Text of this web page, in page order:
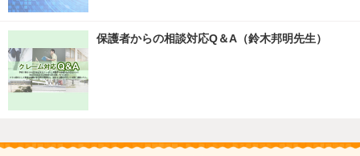
保護者からの相談対応Q＆A（鈴木邦明先生）